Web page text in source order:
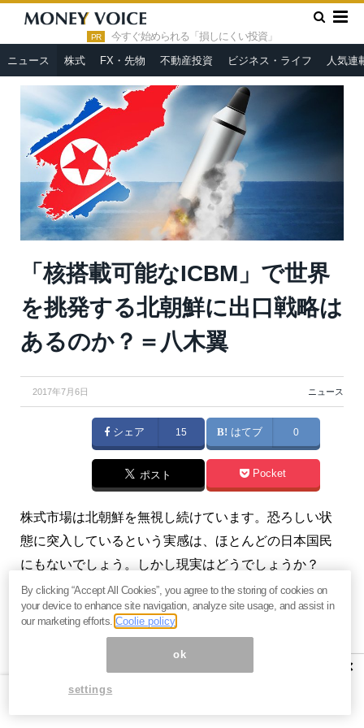
PR 今すぐ始められる「損しにくい投資」
ニュース 株式 FX・先物 不動産投資 ビジネス・ライフ 人気連
HOME » ニュース »
「核搭載可能なICBM」で世界を挑発する
北朝鮮に出口戦略はあるのか？＝八木翼
「核搭載可能なICBM」で世界
を挑発する北朝鮮に出口戦略は
あるのか？＝八木翼
2017年7月6日 ニュース
シェア 15 はてブ 0
ポスト Pocket
株式市場は北朝鮮を無視し続けています。恐ろしい状
態に突入しているという実感は、ほとんどの日本国民
にもないでしょう。しかし現実はどうでしょうか？
（『バフェットの眼(有料版) 』八木翼）
いよいよ本気で北朝鮮がヤバイ。
米朝戦争が起こる可能性は…？
×
By clicking “Accept All Cookies”, you agree to the storing of cookies on
your device to enhance site navigation, analyze site usage, and assist in
our marketing efforts.Coolie policy
ok
settings